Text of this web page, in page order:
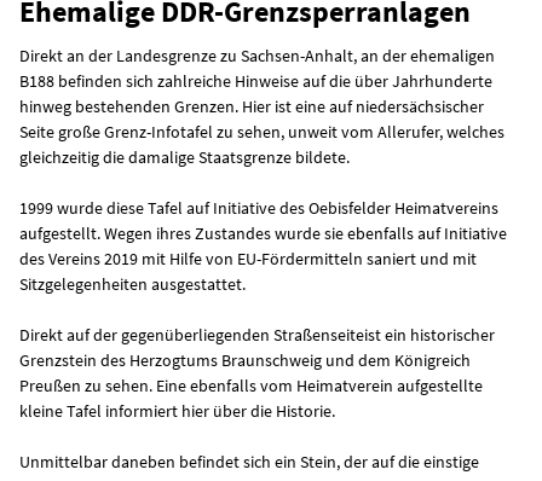
Ehemalige DDR-Grenzsperranlagen
Direkt an der Landesgrenze zu Sachsen-Anhalt, an der ehemaligen
B188 befinden sich zahlreiche Hinweise auf die über Jahrhunderte
hinweg bestehenden Grenzen. Hier ist eine auf niedersächsischer
Seite große Grenz-Infotafel zu sehen, unweit vom Allerufer, welches
gleichzeitig die damalige Staatsgrenze bildete.
1999 wurde diese Tafel auf Initiative des Oebisfelder Heimatvereins
aufgestellt. Wegen ihres Zustandes wurde sie ebenfalls auf Initiative
des Vereins 2019 mit Hilfe von EU-Fördermitteln saniert und mit
Sitzgelegenheiten ausgestattet.
Direkt auf der gegenüberliegenden Straßenseiteist ein historischer
Grenzstein des Herzogtums Braunschweig und dem Königreich
Preußen zu sehen. Eine ebenfalls vom Heimatverein aufgestellte
kleine Tafel informiert hier über die Historie.
Unmittelbar daneben befindet sich ein Stein, der auf die einstige